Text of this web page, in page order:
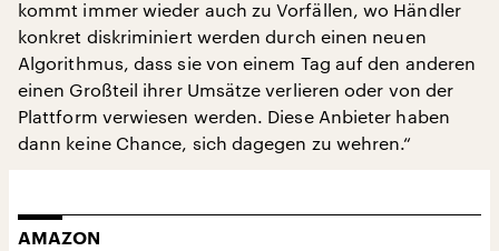
kommt immer wieder auch zu Vorfällen, wo Händler
konkret diskriminiert werden durch einen neuen
Algorithmus, dass sie von einem Tag auf den anderen
einen Großteil ihrer Umsätze verlieren oder von der
Plattform verwiesen werden. Diese Anbieter haben
dann keine Chance, sich dagegen zu wehren.“
AMAZON